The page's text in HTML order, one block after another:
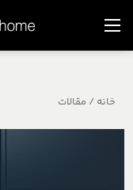
خانه / مقالات